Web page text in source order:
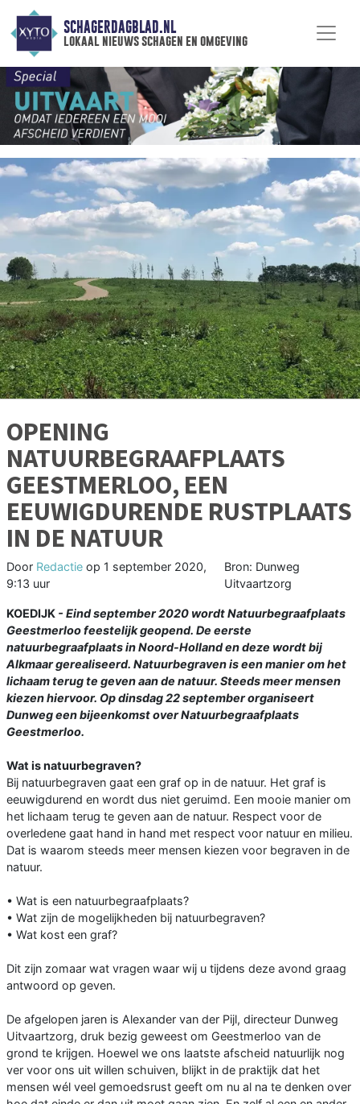
SCHAGERDAGBLAD.NL
lokaal nieuws schagen en omgeving
OPENING
NATUURBEGRAAFPLAATS
GEESTMERLOO, EEN
EEUWIGDURENDE RUSTPLAATS
IN DE NATUUR
Door Redactie op 1 september 2020,
9:13 uur
Bron: Dunweg
Uitvaartzorg
KOEDIJK - Eind september 2020 wordt Natuurbegraafplaats
Geestmerloo feestelijk geopend. De eerste
natuurbegraafplaats in Noord-Holland en deze wordt bij
Alkmaar gerealiseerd. Natuurbegraven is een manier om het
lichaam terug te geven aan de natuur. Steeds meer mensen
kiezen hiervoor. Op dinsdag 22 september organiseert
Dunweg een bijeenkomst over Natuurbegraafplaats
Geestmerloo.
Wat is natuurbegraven?
Bij natuurbegraven gaat een graf op in de natuur. Het graf is
eeuwigdurend en wordt dus niet geruimd. Een mooie manier om
het lichaam terug te geven aan de natuur. Respect voor de
overledene gaat hand in hand met respect voor natuur en milieu.
Dat is waarom steeds meer mensen kiezen voor begraven in de
natuur.
• Wat is een natuurbegraafplaats?
• Wat zijn de mogelijkheden bij natuurbegraven?
• Wat kost een graf?
Dit zijn zomaar wat vragen waar wij u tijdens deze avond graag
antwoord op geven.
De afgelopen jaren is Alexander van der Pijl, directeur Dunweg
Uitvaartzorg, druk bezig geweest om Geestmerloo van de
grond te krijgen. Hoewel we ons laatste afscheid natuurlijk nog
ver voor ons uit willen schuiven, blijkt in de praktijk dat het
mensen wél veel gemoedsrust geeft om nu al na te denken over